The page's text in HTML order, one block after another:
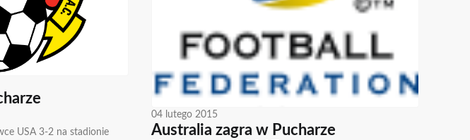
USA 3-2 na stadionie
04 lutego 2015
Australia zagra w Pucharze